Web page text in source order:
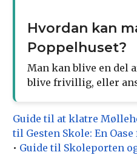
Hvordan kan
Poppelhuset?
Man kan blive en del
blive frivillig, eller
Guide til at klatre
til Gesten Skole: En
• Guide til Skoleporten